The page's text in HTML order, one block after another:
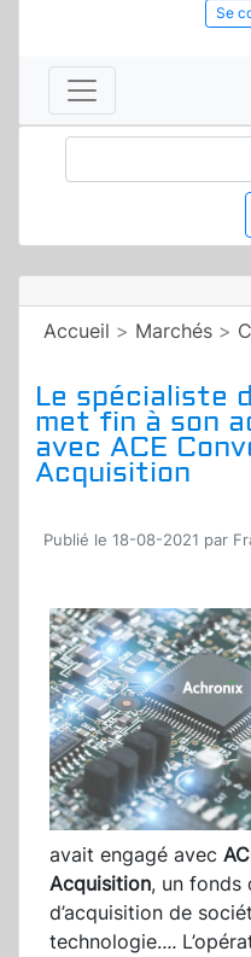
Se
Accueil > Marchés >
Le spécialiste
met fin à son
avec ACE
Acquisition
Publié le 18-08-2021 par
avait engagé avec
Acquisition, un fonds
d’acquisition de
technologie....